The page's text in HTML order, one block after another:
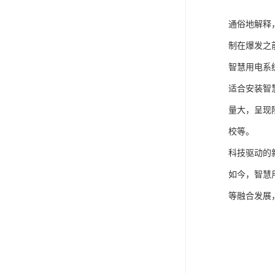
通俗地解释
制在爆发之
智慧用电系
适合安装智
量大，呈现
校等。
科技驱动的
如今，智慧
等融合发展